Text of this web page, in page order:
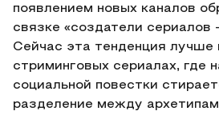
появлением новых каналов
связке «создатели сериалов
Сейчас эта тенденция лучше
стриминговых сериалах, где
социальной повестки
разделение между